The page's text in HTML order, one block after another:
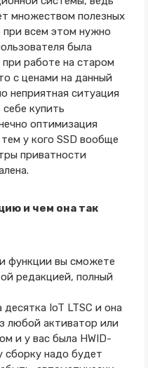
множеством полезных
всем этом нужно
была
работе на старом
с ценами на данный
неприятная ситуация
купить
оптимизация
у кого SSD вообще
приватности
и чем она так
функции вы сможете
редакцией, полный
IoT LTSC и она
любой активатор или
и у вас была HWID-
сборку надо будет